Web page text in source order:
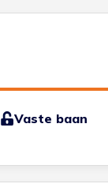
Vaste baan